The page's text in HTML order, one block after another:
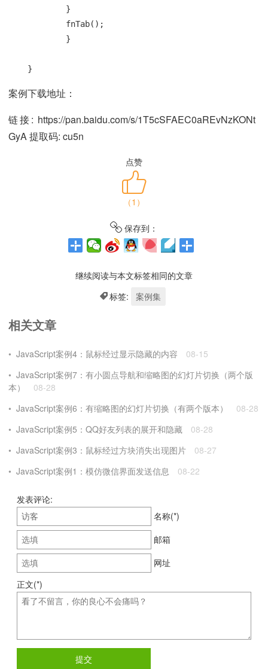
}
fnTab();
}
}
案例下载地址：
链接: https://pan.baidu.com/s/1T5cSFAEC0aREvNzKONt
GyA 提取码: cu5n
点赞
（1 ）
保存到：
继续阅读与本文标签相同的文章
标签:
案例集
相关文章
JavaScript案例4：鼠标经过显示隐藏的内容
08-15
JavaScript案例7：有小圆点导航和缩略图的幻灯片切换（两个版
本）
08-28
JavaScript案例6：有缩略图的幻灯片切换（有两个版本）
08-28
JavaScript案例5：QQ好友列表的展开和隐藏
08-28
JavaScript案例3：鼠标经过方块消失出现图片
08-27
JavaScript案例1：模仿微信界面发送信息
08-22
发表评论:
名称(*)
邮箱
网址
正文(*)